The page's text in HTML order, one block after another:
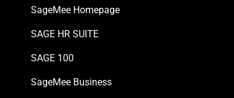
SageMee Homepage
SAGE HR SUITE
SAGE 100
SageMee Business